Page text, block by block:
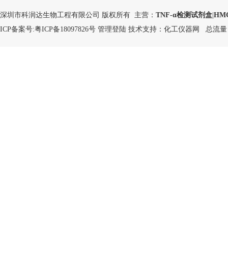
深圳市科润达生物工程有限公司 版权所有 主营： TNF-α检测试剂盒
ICP备案号:粤ICP备18097826号 管理登陆 技术支持： 化工仪器网 总流量